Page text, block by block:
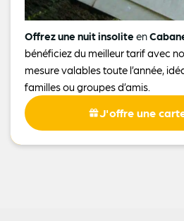
Offrez une nuit insolite en
bénéficiez du meilleur tarif avec
mesure valables toute l’année,
familles ou groupes d’amis.
J'offre une